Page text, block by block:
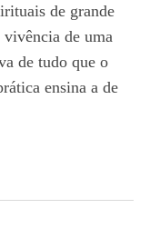
de grande
vivência de uma
de tudo que o
ensina a de